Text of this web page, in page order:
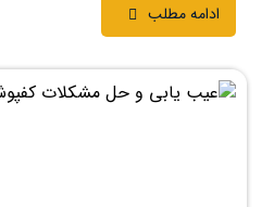
ادامه مطلب